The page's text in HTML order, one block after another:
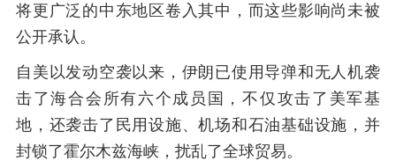
将更广泛的中东地区卷入其中，而这些影响尚未被
公开承认。
自美以发动空袭以来，伊朗已使用导弹和无人机袭
击了海合会所有六个成员国，不仅攻击了美军基
地，还袭击了民用设施、机场和石油基础设施，并
封锁了霍尔木兹海峡，扰乱了全球贸易。